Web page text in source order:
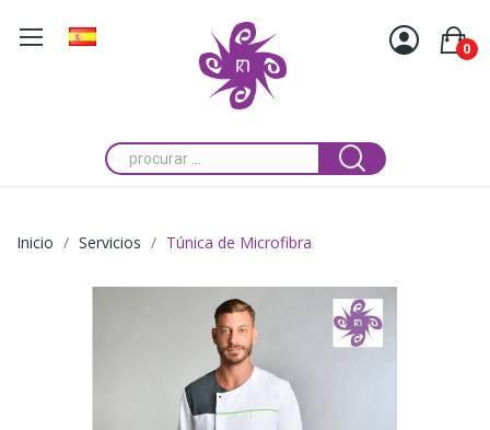
0
Inicio Servicios Túnica de Microfibra